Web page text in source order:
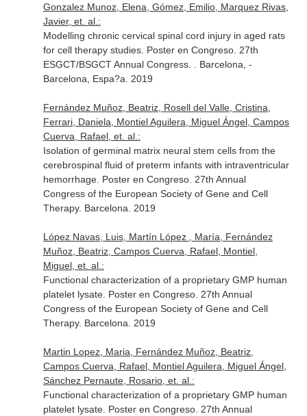
Gonzalez Munoz, Elena, Gómez, Emilio, Marquez Rivas,
Javier, et. al.:
Modelling chronic cervical spinal cord injury in aged rats
for cell therapy studies. Poster en Congreso. 27th
ESGCT/BSGCT Annual Congress. . Barcelona, -
Barcelona, Espa?a. 2019
Fernández Muñoz, Beatriz, Rosell del Valle, Cristina,
Ferrari, Daniela, Montiel Aguilera, Miguel Ángel, Campos
Cuerva, Rafael, et. al.:
Isolation of germinal matrix neural stem cells from the
cerebrospinal fluid of preterm infants with intraventricular
hemorrhage. Poster en Congreso. 27th Annual
Congress of the European Society of Gene and Cell
Therapy. Barcelona. 2019
López Navas, Luis, Martín López , María, Fernández
Muñoz, Beatriz, Campos Cuerva, Rafael, Montiel,
Miguel, et. al.:
Functional characterization of a proprietary GMP human
platelet lysate. Poster en Congreso. 27th Annual
Congress of the European Society of Gene and Cell
Therapy. Barcelona. 2019
Martin Lopez, Maria, Fernández Muñoz, Beatriz,
Campos Cuerva, Rafael, Montiel Aguilera, Miguel Ángel,
Sánchez Pernaute, Rosario, et. al.:
Functional characterization of a proprietary GMP human
platelet lysate. Poster en Congreso. 27th Annual